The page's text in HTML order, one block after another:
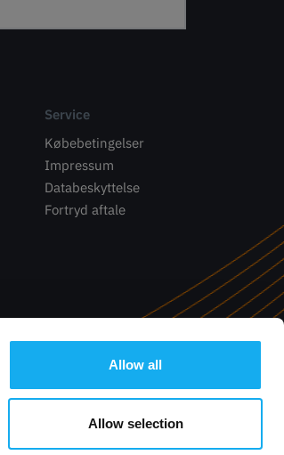
Allow all
Allow selection
Service
Købebetingelser
Impressum
Databeskyttelse
Fortryd aftale